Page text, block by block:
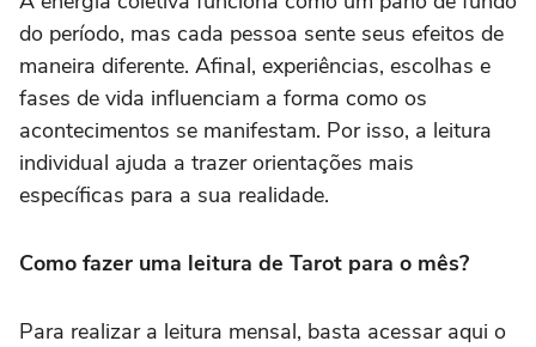
do período, mas cada pessoa sente seus efeitos de
maneira diferente. Afinal, experiências, escolhas e
fases de vida influenciam a forma como os
acontecimentos se manifestam. Por isso, a leitura
individual ajuda a trazer orientações mais
específicas para a sua realidade.
Como fazer uma leitura de Tarot para o mês?
Para realizar a leitura mensal, basta acessar aqui o